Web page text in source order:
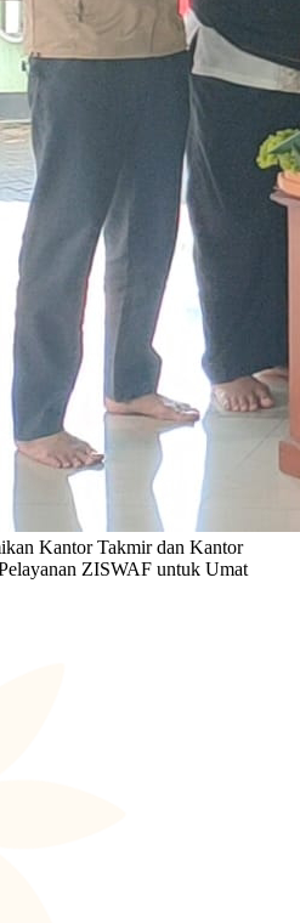
Kantor Takmir dan Kantor
ZISWAF untuk Umat